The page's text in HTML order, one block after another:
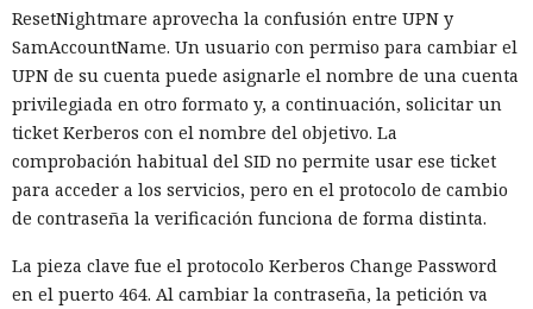
ResetNightmare aprovecha la confusión entre UPN y
SamAccountName. Un usuario con permiso para cambiar el
UPN de su cuenta puede asignarle el nombre de una cuenta
privilegiada en otro formato y, a continuación, solicitar un
ticket Kerberos con el nombre del objetivo. La
comprobación habitual del SID no permite usar ese ticket
para acceder a los servicios, pero en el protocolo de cambio
de contraseña la verificación funciona de forma distinta.
La pieza clave fue el protocolo Kerberos Change Password
en el puerto 464. Al cambiar la contraseña, la petición va